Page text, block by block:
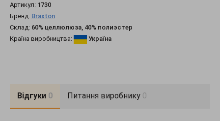
Артикул: 1730
Бренд: Braxton
Склад: 60% целлюлюза, 40% полиэстер
Країна виробництва:
Україна
Відгуки 0 Питання виробнику 0